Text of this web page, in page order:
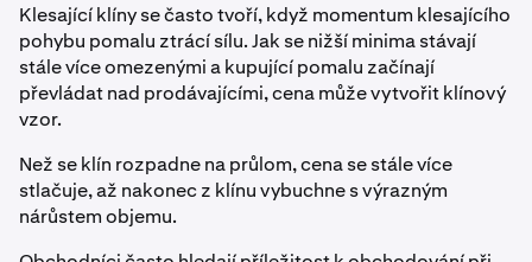
Klesající klíny se často tvoří, když momentum klesajícího
pohybu pomalu ztrácí sílu. Jak se nižší minima stávají
stále více omezenými a kupující pomalu začínají
převládat nad prodávajícími, cena může vytvořit klínový
vzor.
Než se klín rozpadne na průlom, cena se stále více
stlačuje, až nakonec z klínu vybuchne s výrazným
nárůstem objemu.